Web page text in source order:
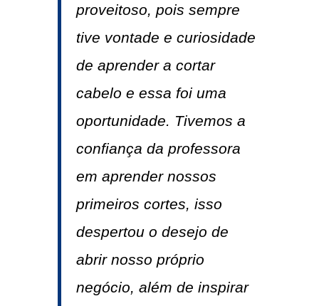
proveitoso, pois sempre
tive vontade e curiosidade
de aprender a cortar
cabelo e essa foi uma
oportunidade. Tivemos a
confiança da professora
em aprender nossos
primeiros cortes, isso
despertou o desejo de
abrir nosso próprio
negócio, além de inspirar